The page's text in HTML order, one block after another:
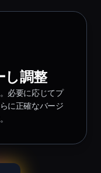
し調整
必要に応じてプ
に正確なバージ